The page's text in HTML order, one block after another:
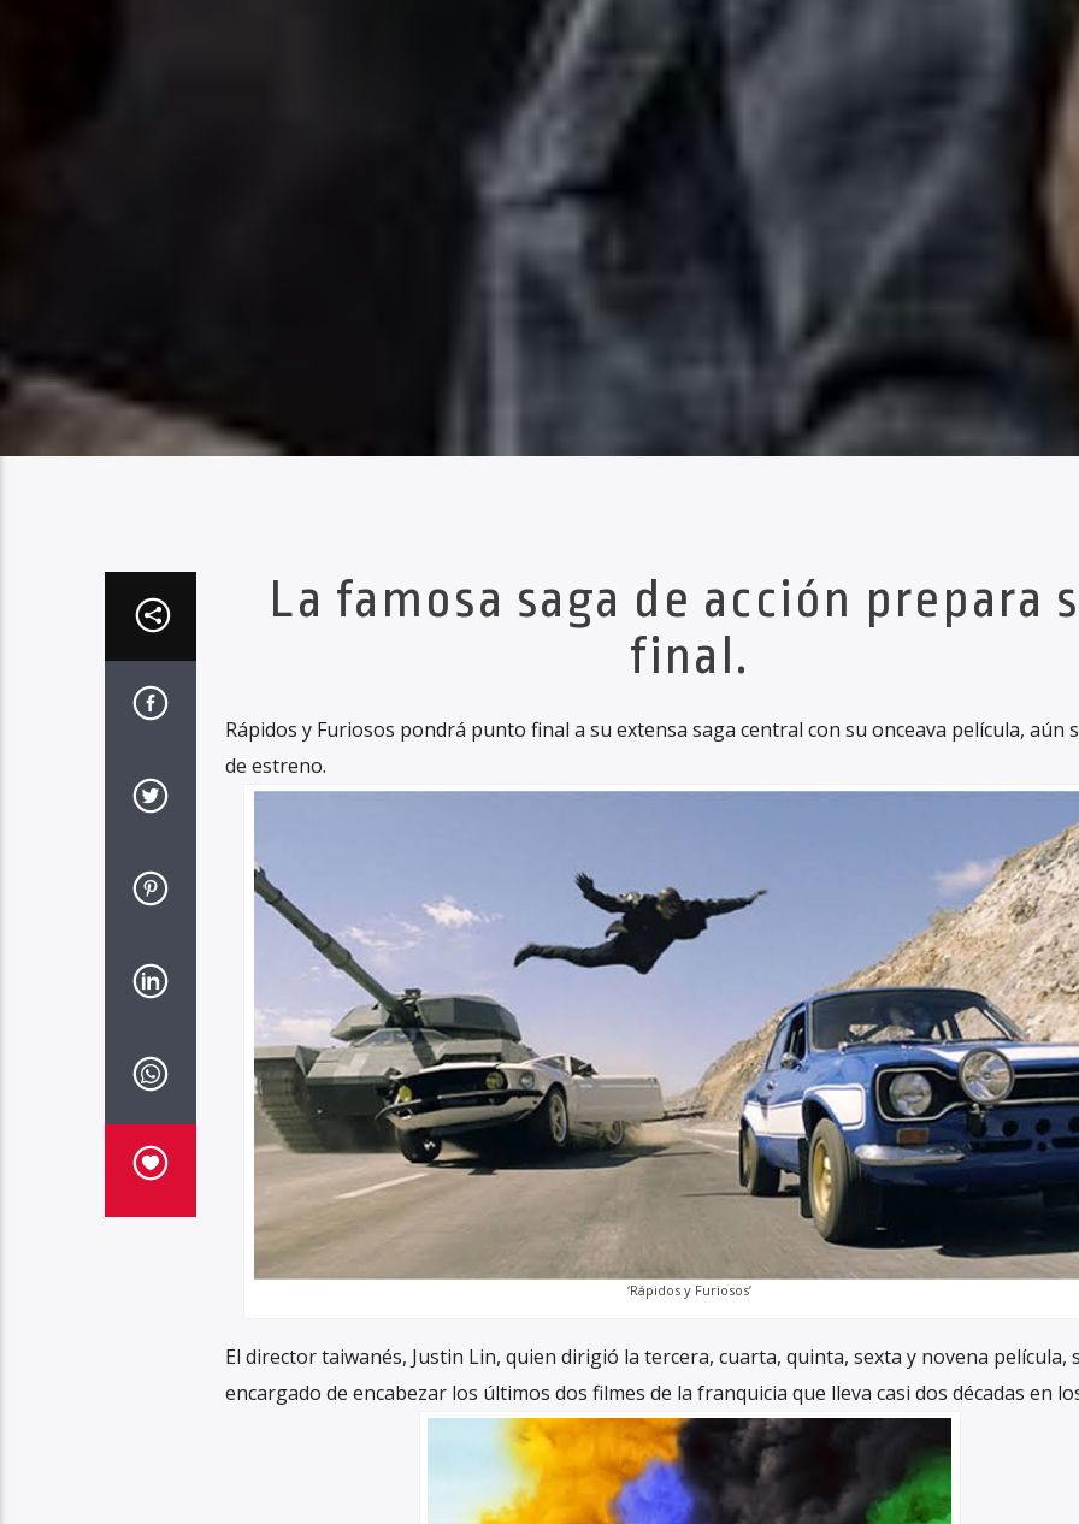
La famosa saga de acción prepara
final.
Rápidos y Furiosos pondrá punto final a su extensa saga central con su onceava película, aún
de estreno.
‘Rápidos y Furiosos’
El director taiwanés, Justin Lin, quien dirigió la tercera, cuarta, quinta, sexta y novena película,
encargado de encabezar los últimos dos filmes de la franquicia que lleva casi dos décadas en